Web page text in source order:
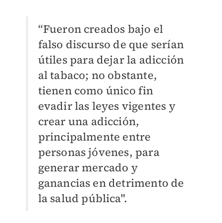
“Fueron creados bajo el
falso discurso de que serían
útiles para dejar la adicción
al tabaco; no obstante,
tienen como único fin
evadir las leyes vigentes y
crear una adicción,
principalmente entre
personas jóvenes, para
generar mercado y
ganancias en detrimento de
la salud pública".